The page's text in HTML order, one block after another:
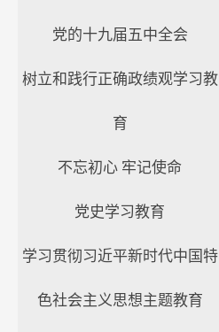
党的十九届五中全会
树立和践行正确政绩观学习教
育
不忘初心 牢记使命
党史学习教育
学习贯彻习近平新时代中国特
色社会主义思想主题教育